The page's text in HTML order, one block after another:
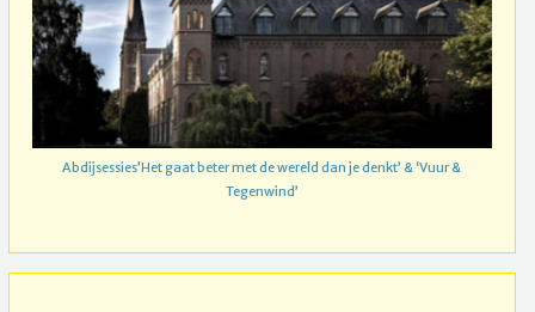
Abdijsessies’Het gaat beter met de wereld dan je denkt’ & ‘Vuur &
Tegenwind’